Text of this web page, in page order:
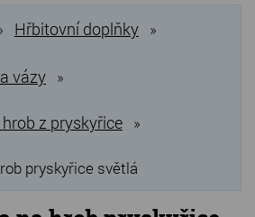
kameny
kameny
Hřbitovní doplňky »
vázy »
z pryskyřice »
pryskyřice světlá